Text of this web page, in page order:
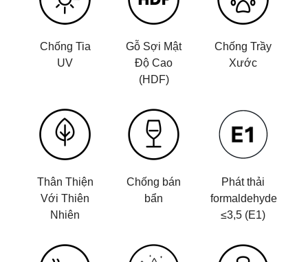
Chống Tia
UV
Gỗ Sợi Mật
Độ Cao
(HDF)
Chống Trầy
Xước
Thân Thiện
Với Thiên
Nhiên
Chống bán
bẩn
Phát thải
formaldehyde
≤3,5 (E1)